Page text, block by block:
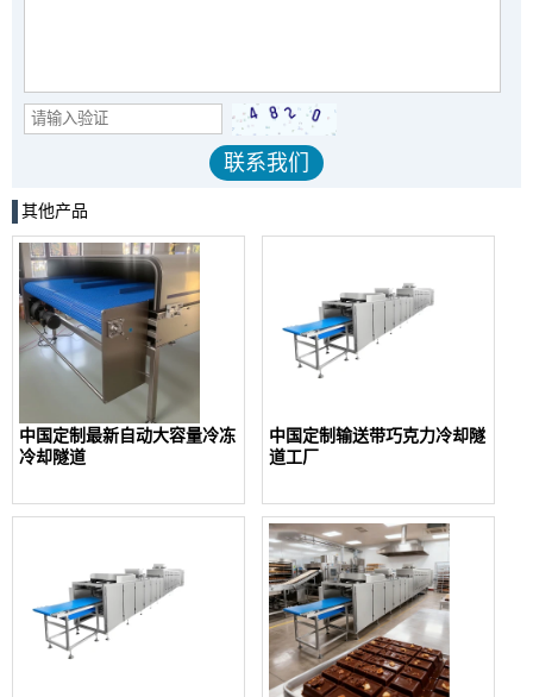
其他产品
中国定制最新自动大容量冷冻
冷却隧道
中国定制输送带巧克力冷却隧
道工厂